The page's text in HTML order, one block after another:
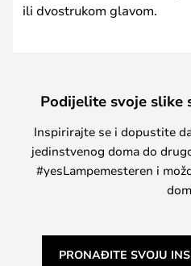
ili dvostrukom glavom.
Podijelite svoje slike
Inspirirajte se i dopustite
jedinstvenog doma do
#yesLampemesteren i
PRONAĐITE SVOJU